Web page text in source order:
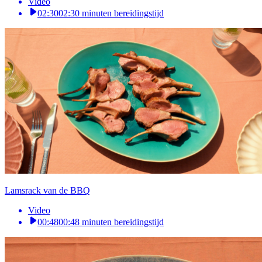
02:3002:30 minuten bereidingstijd
Lamsrack van de BBQ
Video
00:4800:48 minuten bereidingstijd